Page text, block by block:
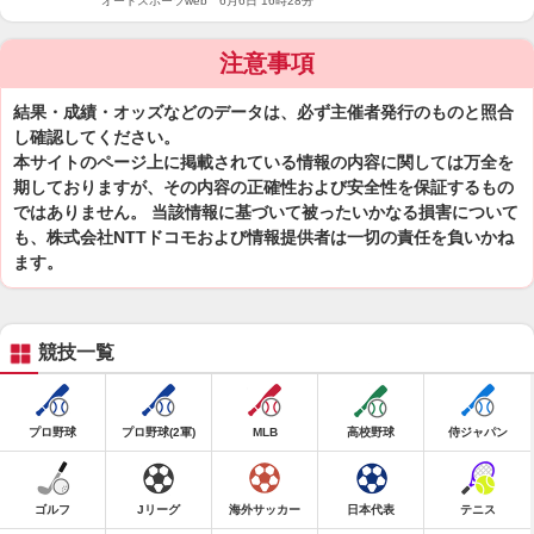
注意事項
結果・成績・オッズなどのデータは、必ず主催者発行のものと照合
し確認してください。
本サイトのページ上に掲載されている情報の内容に関しては万全を
期しておりますが、その内容の正確性および安全性を保証するもの
ではありません。 当該情報に基づいて被ったいかなる損害について
も、株式会社NTTドコモおよび情報提供者は一切の責任を負いかね
ます。
競技一覧
プロ野球 プロ野球(2軍) MLB 高校野球 侍ジャパン
ゴルフ Jリーグ 海外サッカー 日本代表 テニス